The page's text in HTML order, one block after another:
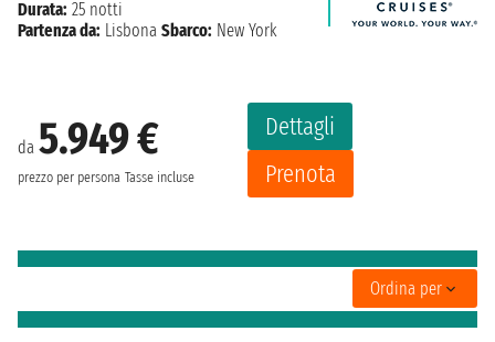
da 5.949 €
prezzo per persona Tasse incluse
Dettagli
Prenota
Durata: 25 notti
Partenza da: Lisbona Sbarco: New York
Ordina per